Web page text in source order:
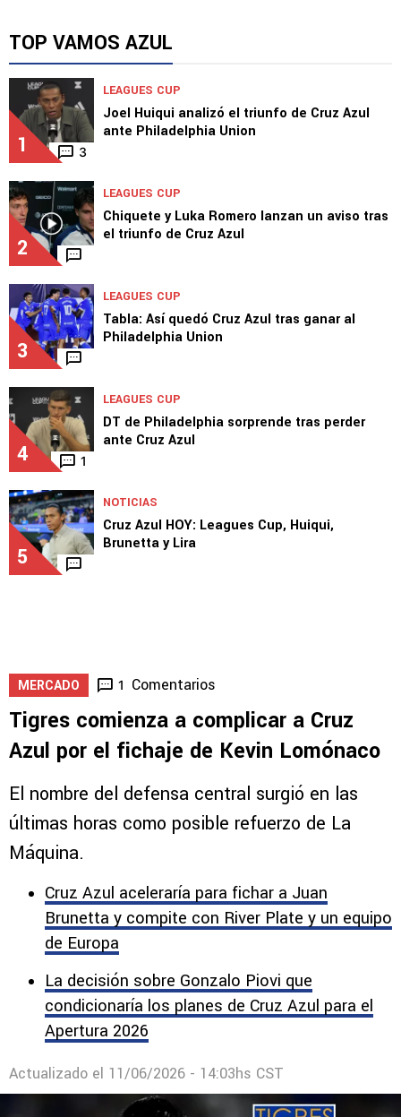
TOP VAMOS AZUL
1 3
LEAGUES CUP
Joel Huiqui analizó el triunfo de Cruz Azul
ante Philadelphia Union
2
LEAGUES CUP
Chiquete y Luka Romero lanzan un aviso tras
el triunfo de Cruz Azul
3
LEAGUES CUP
Tabla: Así quedó Cruz Azul tras ganar al
Philadelphia Union
4 1
LEAGUES CUP
DT de Philadelphia sorprende tras perder
ante Cruz Azul
5
NOTICIAS
Cruz Azul HOY: Leagues Cup, Huiqui,
Brunetta y Lira
MERCADO 1 Comentarios
Tigres comienza a complicar a Cruz
Azul por el fichaje de Kevin Lomónaco
El nombre del defensa central surgió en las
últimas horas como posible refuerzo de La
Máquina.
Cruz Azul aceleraría para fichar a Juan
Brunetta y compite con River Plate y un equipo
de Europa
La decisión sobre Gonzalo Piovi que
condicionaría los planes de Cruz Azul para el
Apertura 2026
Actualizado el 11/06/2026 - 14:03hs CST